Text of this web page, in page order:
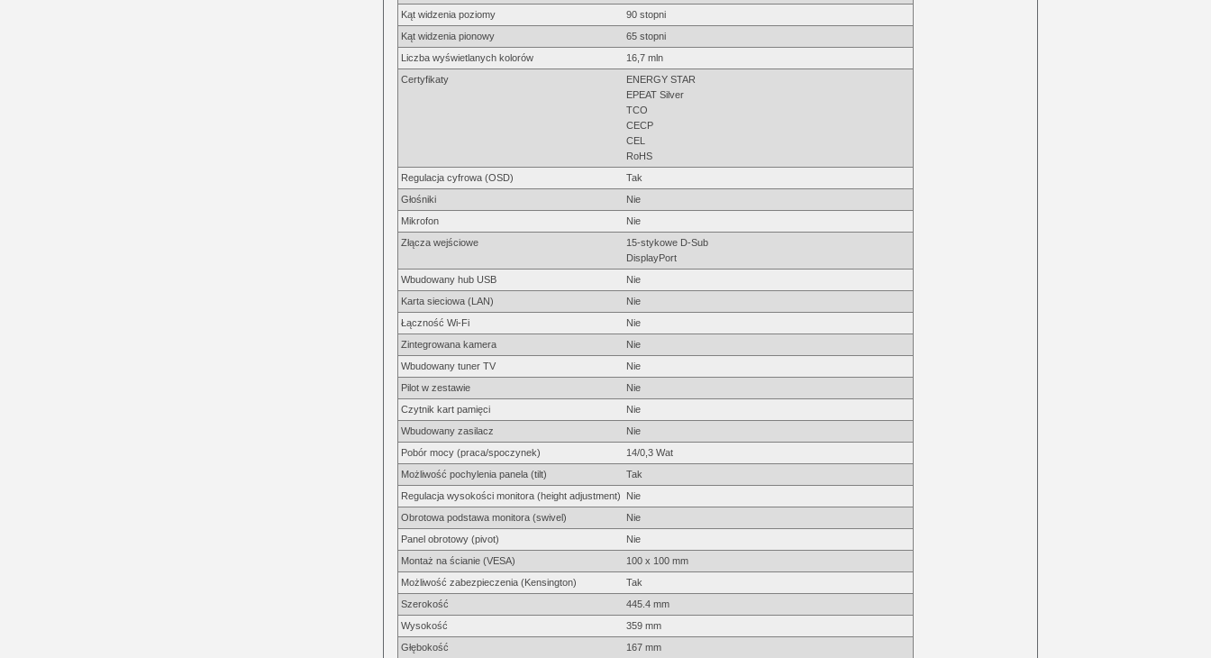
Kąt widzenia poziomy
90 stopni
Kąt widzenia pionowy
65 stopni
Liczba wyświetlanych kolorów
16,7 mln
Certyfikaty
ENERGY STAR
EPEAT Silver
TCO
CECP
CEL
RoHS
Regulacja cyfrowa (OSD)
Tak
Głośniki
Nie
Mikrofon
Nie
Złącza wejściowe
15-stykowe D-Sub
DisplayPort
Wbudowany hub USB
Nie
Karta sieciowa (LAN)
Nie
Łączność Wi-Fi
Nie
Zintegrowana kamera
Nie
Wbudowany tuner TV
Nie
Pilot w zestawie
Nie
Czytnik kart pamięci
Nie
Wbudowany zasilacz
Nie
Pobór mocy (praca/spoczynek)
14/0,3 Wat
Możliwość pochylenia panela (tilt)
Tak
Regulacja wysokości monitora (height adjustment)
Nie
Obrotowa podstawa monitora (swivel)
Nie
Panel obrotowy (pivot)
Nie
Montaż na ścianie (VESA)
100 x 100 mm
Możliwość zabezpieczenia (Kensington)
Tak
Szerokość
445.4 mm
Wysokość
359 mm
Głębokość
167 mm